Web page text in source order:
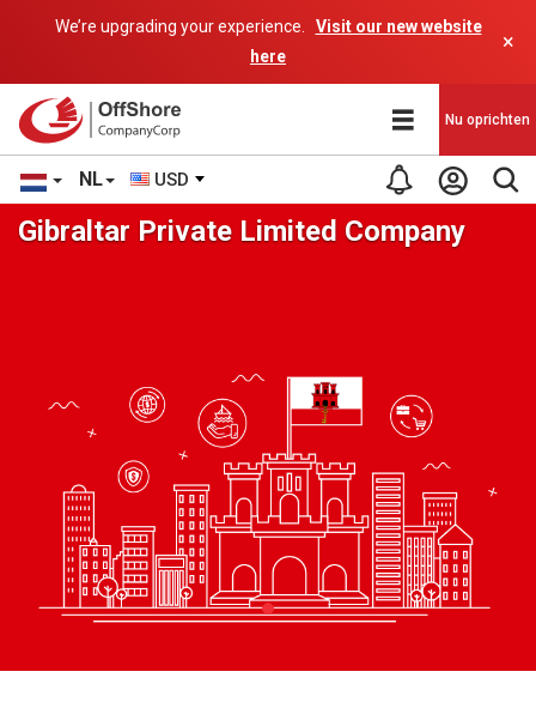
We’re upgrading your experience.
Visit our new website
here
×
NL USD
Nu oprichten
Gibraltar Private Limited Company